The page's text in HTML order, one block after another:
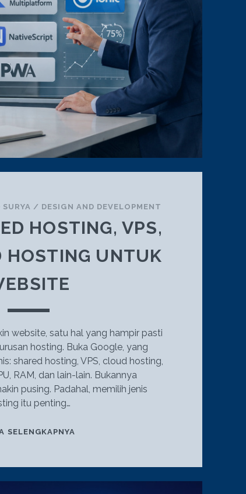
SURYA / DESIGN AND DEVELOPMENT
HOSTING, VPS,
HOSTING UNTUK
website, satu hal yang hampir pasti
hosting. Buka Google, yang
shared hosting, VPS, cloud hosting,
RAM, dan lain-lain. Bukannya
pusing. Padahal, memilih jenis
itu penting…
SELENGKAPNYA